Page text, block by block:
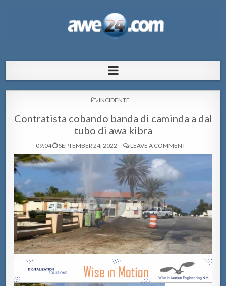
pa Aruba
POSTED
INCIDENTE
Contratista cobando banda di caminda a dal
tubo di awa kibra
09:04 SEPTEMBER 24, 2022 LEAVE A COMMENT